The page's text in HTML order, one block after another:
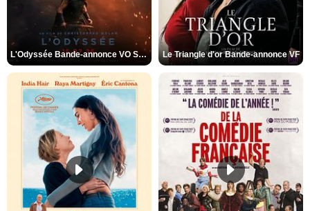
L'Odyssée Bande-annonce VO STFR Le Triangle d'or Bande-annonce VF